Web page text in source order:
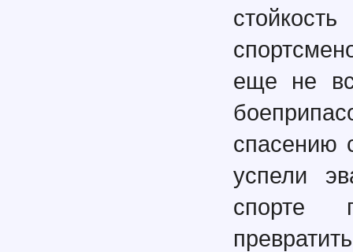
еще не
спасению
успели
спорте